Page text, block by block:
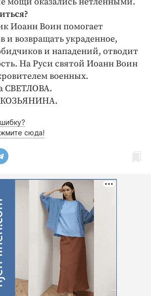
Иоанн Воин помогает
и возвращать украденное,
и нападений, отводит
На Руси святой Иоанн Воин
военных.
СВЕТЛОВА.
КОЗЬЯНИНА.
сюда!